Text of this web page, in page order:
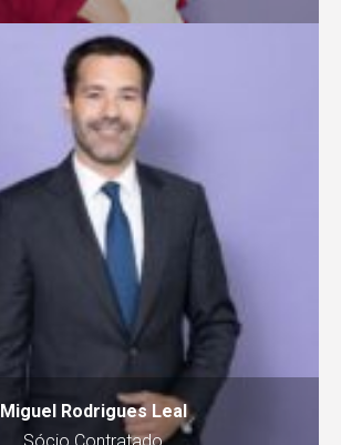
Miguel Rodrigues Leal